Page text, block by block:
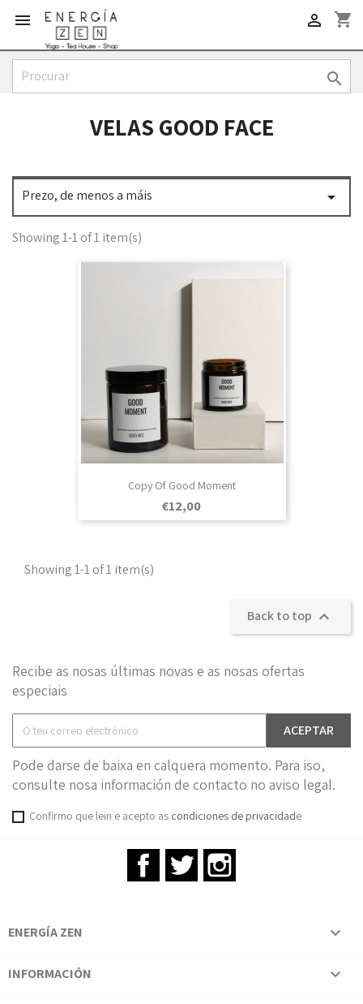
 shopping_cart


VELAS GOOD FACE
Prezo, de menos a máis 
Showing 1-1 of 1 item(s)
Copy Of Good Moment
Prezo
€12,00
Showing 1-1 of 1 item(s)
Back to top 
Recibe as nosas últimas novas e as nosas ofertas
especiais
Pode darse de baixa en calquera momento. Para iso,
consulte nosa información de contacto no aviso legal.
Confirmo que lein e acepto as condiciones de privacidade
FacebookTwitter
ENERGÍA ZEN 
INFORMACIÓN 